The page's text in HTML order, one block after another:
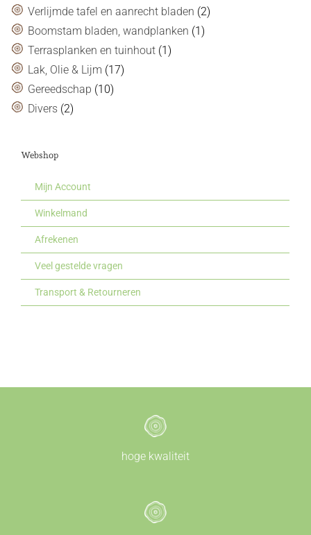
Verlijmde tafel en aanrecht bladen (2)
Boomstam bladen, wandplanken (1)
Terrasplanken en tuinhout (1)
Lak, Olie & Lijm (17)
Gereedschap (10)
Divers (2)
Webshop
Mijn Account
Winkelmand
Afrekenen
Veel gestelde vragen
Transport & Retourneren
hoge kwaliteit